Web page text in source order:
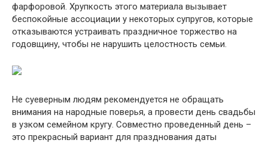
фарфоровой. Хрупкость этого материала вызывает
беспокойные ассоциации у некоторых супругов, которые
отказываются устраивать праздничное торжество на
годовщину, чтобы не нарушить целостность семьи.
Не суеверным людям рекомендуется не обращать
внимания на народные поверья, а провести день свадьбы
в узком семейном кругу. Совместно проведенный день –
это прекрасный вариант для празднования даты